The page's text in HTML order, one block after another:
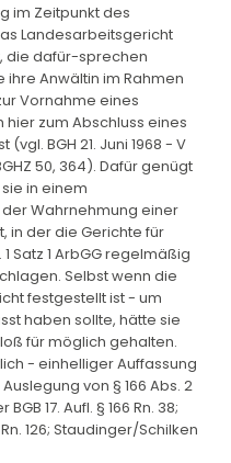
im Zeitpunkt des
Landesarbeitsgericht
die dafür-sprechen
Anwältin im Rahmen
Vornahme eines
zum Abschluss eines
BGH 21. Juni 1968 - V
50, 364). Dafür genügt
in einem
Wahrnehmung einer
in der die Gerichte für
Satz 1 ArbGG regelmäßig
Selbst wenn die
festgestellt ist - um
haben sollte, hätte sie
für möglich gehalten.
- einhelliger Auffassung
von § 166 Abs. 2
17. Aufl. § 166 Rn. 38;
126; Staudinger/Schilken